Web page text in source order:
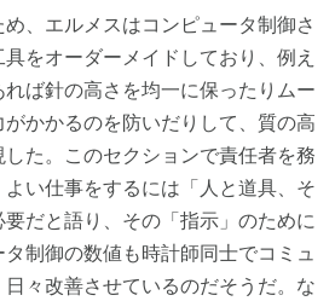
、エルメスはコンピュータ制御さ
をオーダーメイドしており、例え
ば針の高さを均一に保ったりムー
かかるのを防いだりして、質の高
た。このセクションで責任者を務
い仕事をするには「人と道具、そ
だと語り、その「指示」のために
制御の数値も時計師同士でコミュ
々改善させているのだそうだ。な